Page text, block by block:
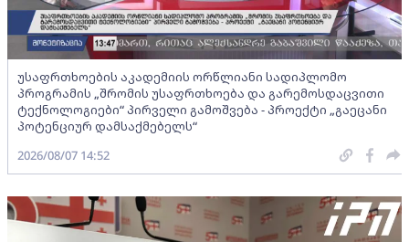
უსაფრთხოების აკადემიის ორწლიანი სადიპლომო
პროგრამის „შრომის უსაფრთხოება და გარემოსდაცვითი
ტექნოლოგიები“ პირველი გამოშვება - პროექტი „გაეცანი
პოტენციურ დამსაქმებელს“
2026/08/07 14:52